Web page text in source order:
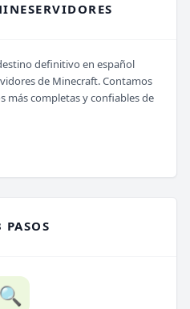
definitivo en español
de Minecraft. Contamos
más completas y confiables de
🔍